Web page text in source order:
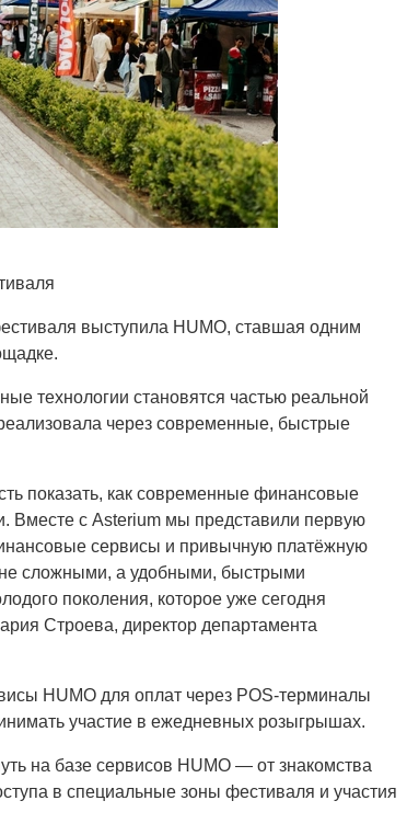
выступила HUMO, ставшая одним
технологии становятся частью реальной
через современные, быстрые
показать, как современные финансовые
Вместе с Asterium мы представили первую
сервисы и привычную платёжную
не сложными, а удобными, быстрыми
поколения, которое уже сегодня
Строева, директор департамента
HUMO для оплат через POS-терминалы
участие в ежедневных розыгрышах.
на базе сервисов HUMO — от знакомства
в специальные зоны фестиваля и участия